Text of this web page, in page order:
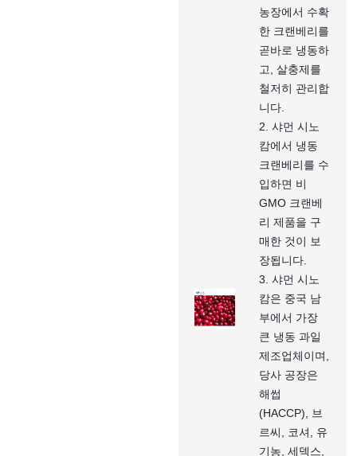
농장에서 수확
한 크랜베리를
곧바로 냉동하
고, 살충제를
철저히 관리합
니다.
2. 샤먼 시노
캄에서 냉동
크랜베리를 수
입하면 비
GMO 크랜베
리 ​​제품을 구
매한 것이 보
장됩니다.
3. 샤먼 시노
캄은 중국 남
부에서 가장
큰 냉동 과일
제조업체이며,
당사 공장은
해썹
(HACCP), 브
르씨, 코셔, 유
기농, 세덱스,